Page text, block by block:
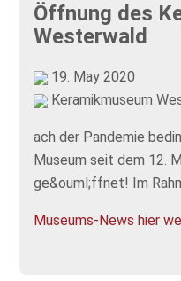
Öffnung des
Westerwald
19. May 2020
Keramikmuseum
ach der Pandemie
Museum seit dem 12.
ge&ouml;ffnet! Im
Museums-News hier